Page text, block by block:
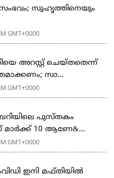
സംഭവം; സുഹൃത്തിനെയും
GMT+0000
അറസ്റ്റ് ചെയ്തതെന്ന്
സാ...
GMT+0000
പുസ്തകം
മാര്‍ക്ക് 10 ആണേ&...
GMT+0000
ഇനി മഫ്തിയില്‍